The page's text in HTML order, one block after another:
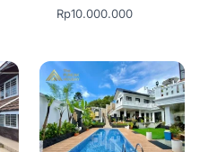
Rp10.000.000